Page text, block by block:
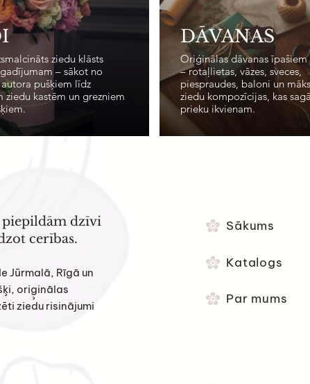
ziedu klāsts
– sākot no
pušķiem līdz
ziedu kastēm un grezniem
DĀVANAS
Oriģinālas dāvanas
– rotaļlietas, vāzes, sveces,
piespraudes, baloni un
ziedu kompozīcijas, kas
prieku ikvienam.
piepildām dzīvi
cerības.
Jūrmalā, Rīgā un
oriģinālas
ziedu risinājumi
Sākums
Katalogs
Par mums